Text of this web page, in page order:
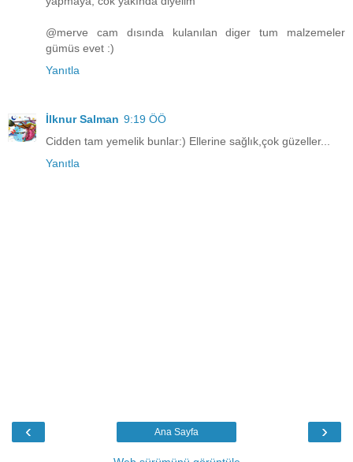
@merve cam dısında kulanılan diger tum malzemeler
gümüs evet :)
Yanıtla
İlknur Salman 9:19 ÖÖ
Cidden tam yemelik bunlar:) Ellerine sağlık,çok güzeller...
Yanıtla
‹ ›
Ana Sayfa